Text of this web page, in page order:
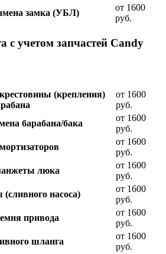
замка (УБЛ)
от 1600
руб.
с учетом запчастей Candy
(крепления)
от 1600
руб.
барабана/бака
от 1600
руб.
от 1600
руб.
люка
от 1600
руб.
насоса)
от 1600
руб.
привода
от 1600
руб.
шланга
от 1600
руб.